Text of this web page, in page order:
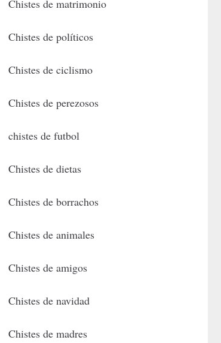
Chistes de matrimonio
Chistes de políticos
Chistes de ciclismo
Chistes de perezosos
chistes de futbol
Chistes de dietas
Chistes de borrachos
Chistes de animales
Chistes de amigos
Chistes de navidad
Chistes de madres